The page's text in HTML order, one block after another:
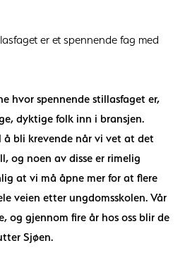
er et spennende fag med
hvor spennende stillasfaget er,
dyktige folk inn i bransjen.
bli krevende når vi vet at det
og noen av disse er rimelig
at vi må åpne mer for at flere
veien etter ungdomsskolen. Vår
og gjennom fire år hos oss blir de
Sjøen.